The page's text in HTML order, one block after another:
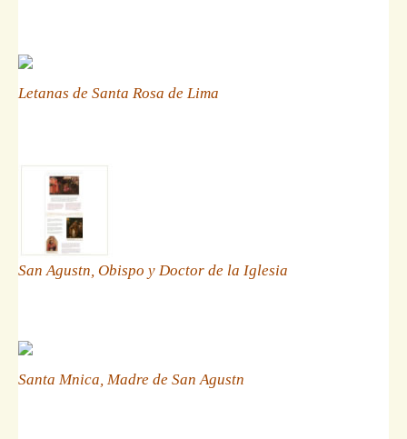
Letanas de Santa Rosa de Lima
San Agustn, Obispo y Doctor de la Iglesia
Santa Mnica, Madre de San Agustn